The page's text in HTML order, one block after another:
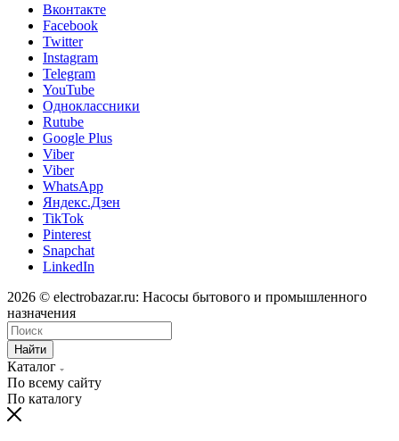
Вконтакте
Facebook
Twitter
Instagram
Telegram
YouTube
Одноклассники
Rutube
Google Plus
Viber
Viber
WhatsApp
Яндекс.Дзен
TikTok
Pinterest
Snapchat
LinkedIn
2026 © electrobazar.ru: Насосы бытового и промышленного
назначения
Найти
Каталог
По всему сайту
По каталогу